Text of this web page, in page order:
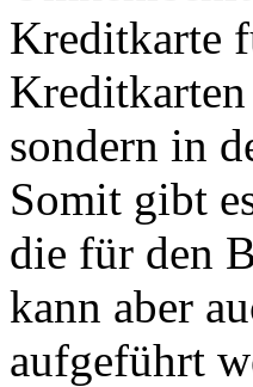
Kreditkarte
sondern in
Somit gibt
die für den
kann aber
aufgeführt